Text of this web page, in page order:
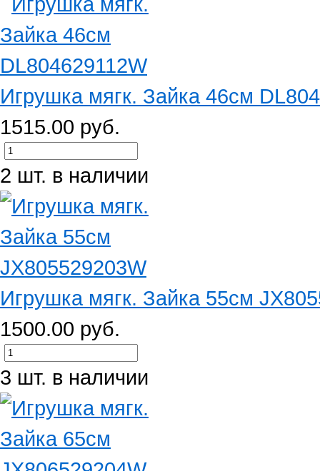
Игрушка мягк. Зайка 46см
1515.00 руб.
2 шт. в наличии
Игрушка мягк. Зайка 55см
1500.00 руб.
3 шт. в наличии